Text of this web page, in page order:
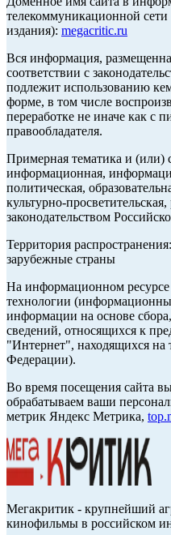
телекоммуникационной сети
издания): megacritic.ru
Вся информация,
соответствии с
подлежит использованию
форме, в том числе
переработке не иначе как с
правообладателя.
Примерная тематика и (или)
информационная,
политическая,
культурно-
законодательством
Территория
зарубежные страны
На информационном
технологии
информации на основе
сведений, относящихся к
"Интернет", находящихся на
Федерации).
Во время посещения сайта
обрабатываем ваши
метрик Яндекс Метрика,
Мегакритик - крупнейший
кинофильмы в российском